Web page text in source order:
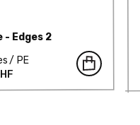
- Edges 2
PE